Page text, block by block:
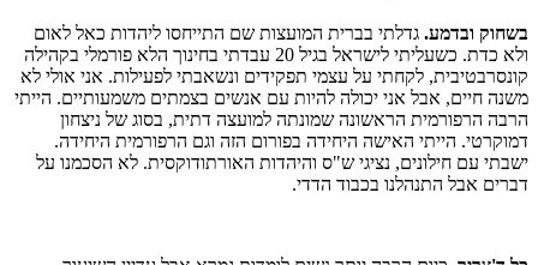
בשחוק ובדמע. גדלתי בברית המועצות שם התייחסו ליהדות כאל לאום
ולא כדת. כשעליתי לישראל בגיל 20 עבדתי בחינוך הלא פורמלי בקהילה
קונסרבטיבית, לקחתי על עצמי תפקידים ונשאבתי לפעילות. אני אולי לא
משנה חיים, אבל אני יכולה להיות עם אנשים בצמתים משמעותיים. הייתי
הרבה הרפורמית הראשונה שמונתה למועצה דתית, בסוג של ניצחון
דמוקרטי. הייתי האישה היחידה בפורום הזה וגם הרפורמית היחידה.
ישבתי עם חילונים, נציגי ש"ס והיהדות האורתודוקסית. לא הסכמנו על
דברים אבל התנהלנו בכבוד הדדי.